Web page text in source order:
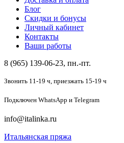
Блог
Скидки и бонусы
Личный кабинет
Контакты
Ваши работы
8 (965) 139-06-23, пн.-пт.
Звонить 11-19 ч, приезжать 15-19 ч
Подключен WhatsApp и Telegram
info@italinka.ru
Итальянская пряжа